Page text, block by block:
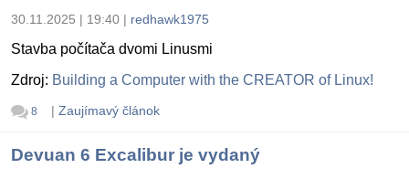
30.11.2025 | 19:40 | redhawk1975
Stavba počítača dvomi Linusmi
Zdroj: Building a Computer with the CREATOR of Linux!
8 | Zaujímavý článok
Devuan 6 Excalibur je vydaný